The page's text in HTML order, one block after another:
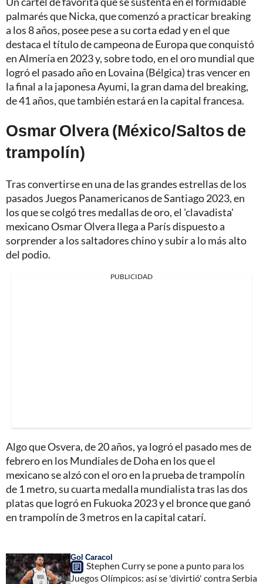
palmarés que Nicka, que comenzó a practicar breaking
a los 8 años, posee pese a su corta edad y en el que
destaca el título de campeona de Europa que conquistó
en Almería en 2023 y, sobre todo, en el oro mundial que
logró el pasado año en Lovaina (Bélgica) tras vencer en
la final a la japonesa Ayumi, la gran dama del breaking,
de 41 años, que también estará en la capital francesa.
Osmar Olvera (México/Saltos de
trampolín)
Tras convertirse en una de las grandes estrellas de los
pasados Juegos Panamericanos de Santiago 2023, en
los que se colgó tres medallas de oro, el 'clavadista'
mexicano Osmar Olvera llega a París dispuesto a
sorprender a los saltadores chino y subir a lo más alto
del podio.
PUBLICIDAD
Algo que Osvera, de 20 años, ya logró el pasado mes de
febrero en los Mundiales de Doha en los que el
mexicano se alzó con el oro en la prueba de trampolín
de 1 metro, su cuarta medalla mundialista tras las dos
platas que logró en Fukuoka 2023 y el bronce que ganó
en trampolín de 3 metros en la capital catarí.
Gol Caracol
Stephen Curry se pone a punto para los
Juegos Olímpicos: así se 'divirtió' contra Serbia